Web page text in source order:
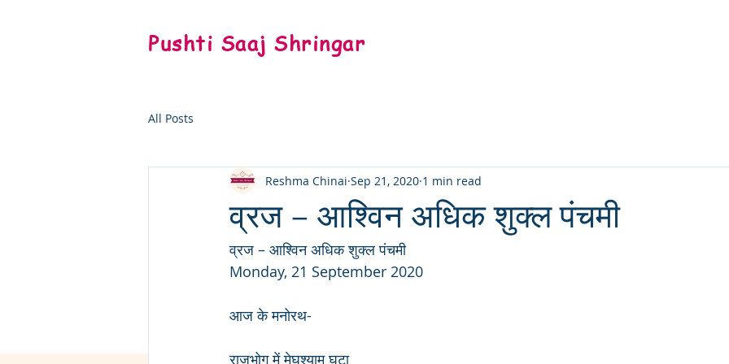
Pushti Saaj Shringar
All Posts
व्रज – आश्विन अधिक शुक्ल पंचमी
Reshma Chinai Sep 21, 2020 1 min read
व्रज – आश्विन अधिक शुक्ल पंचमी
Monday, 21 September 2020
आज के मनोरथ-
राजभोग में मेघश्याम घटा